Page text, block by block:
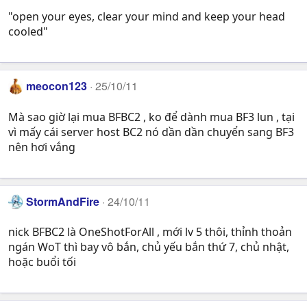
"open your eyes, clear your mind and keep your head
cooled"
meocon123 25/10/11
Mà sao giờ lại mua BFBC2 , ko để dành mua BF3 lun , tại
vì mấy cái server host BC2 nó dần dần chuyển sang BF3
nên hơi vắng
StormAndFire 24/10/11
nick BFBC2 là OneShotForAll , mới lv 5 thôi, thỉnh thoản
ngán WoT thì bay vô bắn, chủ yếu bắn thứ 7, chủ nhật,
hoặc buổi tối